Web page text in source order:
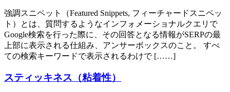
強調スニペット（Featured Snippets, フィーチャードスニペッ
ト）とは、質問するようなインフォメーショナルクエリで
Google検索を行った際に、その回答となる情報がSERPの最
上部に表示される仕組み、アンサーボックスのこと。 すべ
ての検索キーワードで表示されるわけで [……]
スティッキネス（粘着性）